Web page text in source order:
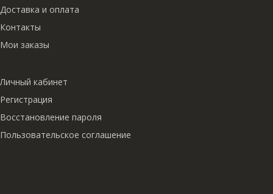
Доставка и оплата
Контакты
Мои заказы
Личный кабинет
Регистрация
Восстановление пароля
Пользовательское соглашение